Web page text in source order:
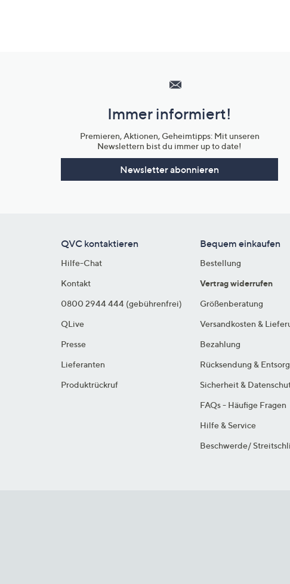
Unternehmensinformationen
Immer informiert!
Premieren, Aktionen, Geheimtipps: Mit unseren
Newslettern bist du immer up to date!
Newsletter abonnieren
QVC kontaktieren
Hilfe-Chat
Kontakt
0800 2944 444 (gebührenfrei)
QLive
Presse
Lieferanten
Produktrückruf
Bequem einkaufen
Bestellung
Vertrag widerrufen
Größenberatung
Versandkosten &
Bezahlung
Rücksendung &
Sicherheit &
FAQs - Häufige Fragen
Hilfe & Service
Beschwerde/